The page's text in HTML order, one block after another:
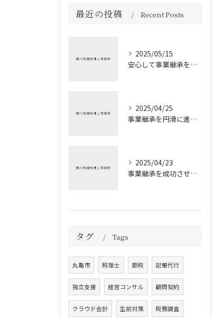
最近の投稿 Recent Posts
2025/05/15
安心して事業継承を進める方法
2025/04/25
事業継承を円滑に進めるための税理士の役割
2025/04/23
事業継承を成功させるための税務戦略
タグ Tags
丸亀市 税理士 節税 記帳代行
独立支援 経営コンサル 顧問契約
クラウド会計 生前対策 税務調査